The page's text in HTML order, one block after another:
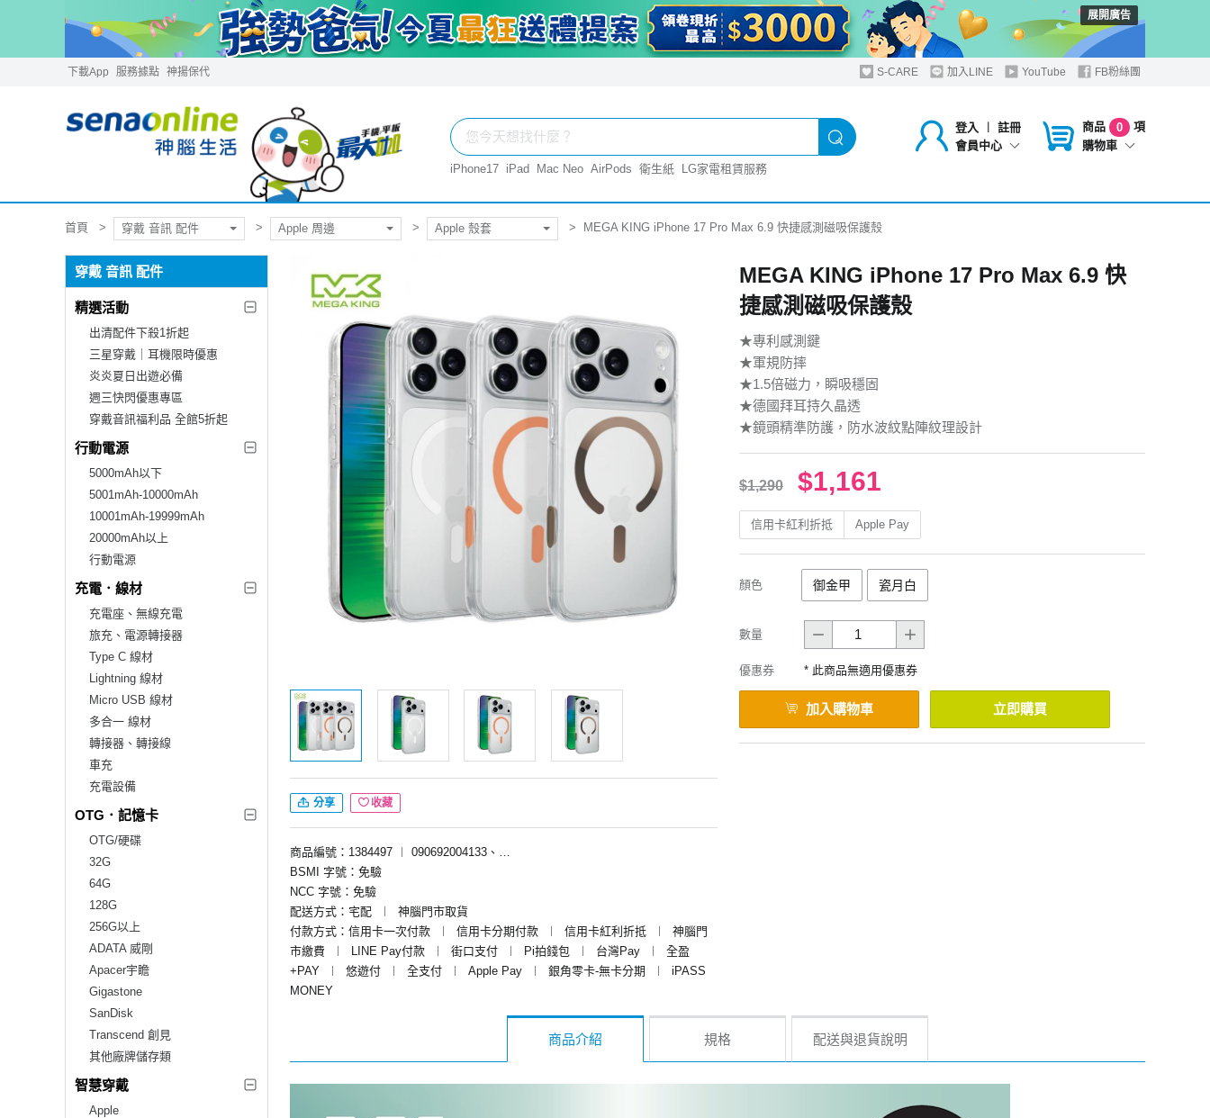
展開廣告
下載App 服務據點 神揚保代 S-CARE 加入LINE YouTube FB粉絲團
登入 ︱
註冊
會員中心
商品 0
項
購物車
iPhone17 iPad Mac Neo AirPods 衛生紙 LG家電租賃服務
首頁 穿戴 音訊 配件 Apple 周邊 Apple 殼套 MEGA KING iPhone 17 Pro Max 6.9 快捷感測磁吸保護殼
穿戴 音訊 配件
精選活動
出清配件下殺1折起
三星穿戴｜耳機限時優惠
炎炎夏日出遊必備
週三快閃優惠專區
穿戴音訊福利品 全館5折起
行動電源
5000mAh以下
5001mAh-10000mAh
10001mAh-19999mAh
20000mAh以上
行動電源
充電．線材
充電座、無線充電
旅充、電源轉接器
Type C 線材
Lightning 線材
Micro USB 線材
多合一 線材
轉接器、轉接線
車充
充電設備
OTG．記憶卡
OTG/硬碟
32G
64G
128G
256G以上
ADATA 威剛
Apacer宇瞻
Gigastone
SanDisk
Transcend 創見
其他廠牌儲存類
智慧穿戴
Apple
分享 收藏
商品編號：1384497 ︱
BSMI 字號：免驗
NCC 字號：免驗
配送方式：宅配
︱
神腦門市取貨
付款方式：信用卡一次付款
︱ 信用卡分期付款 ︱ 信用卡紅利折抵 ︱
神腦門
市繳費
︱ LINE Pay付款 ︱ 街口支付 ︱ Pi拍錢包 ︱ 台灣Pay ︱
全盈
+PAY
︱ 悠遊付 ︱ 全支付 ︱ Apple Pay ︱ 銀角零卡-無卡分期 ︱
iPASS
MONEY
MEGA KING iPhone 17 Pro Max 6.9 快
捷感測磁吸保護殼
★專利感測鍵
★軍規防摔
★1.5倍磁力，瞬吸穩固
★德國拜耳持久晶透
★鏡頭精準防護，防水波紋點陣紋理設計
$1,290 $1,161
信用卡紅利折抵 Apple Pay
顏色 御金甲 瓷月白
數量
優惠券 * 此商品無適用優惠券
加入購物車 立即購買
商品介紹 規格 配送與退貨說明